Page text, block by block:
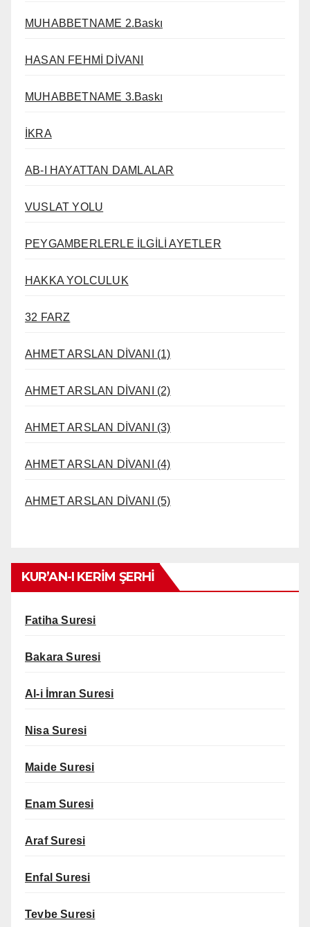
MUHABBETNAME 2.Baskı
HASAN FEHMİ DİVANI
MUHABBETNAME 3.Baskı
İKRA
AB-I HAYATTAN DAMLALAR
VUSLAT YOLU
PEYGAMBERLERLE İLGİLİ AYETLER
HAKKA YOLCULUK
32 FARZ
AHMET ARSLAN DİVANI (1)
AHMET ARSLAN DİVANI (2)
AHMET ARSLAN DİVANI (3)
AHMET ARSLAN DİVANI (4)
AHMET ARSLAN DİVANI (5)
KUR’AN-I KERİM ŞERHİ
Fatiha Suresi
Bakara Suresi
Al-i İmran Suresi
Nisa Suresi
Maide Suresi
Enam Suresi
Araf Suresi
Enfal Suresi
Tevbe Suresi